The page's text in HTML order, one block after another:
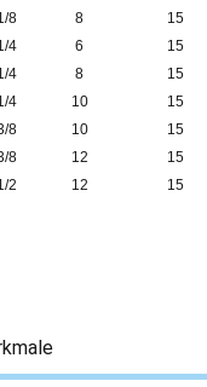
8
8 15
4
6 15
4
8 15
4
10 15
8
10 15
8
12 15
2
12 15